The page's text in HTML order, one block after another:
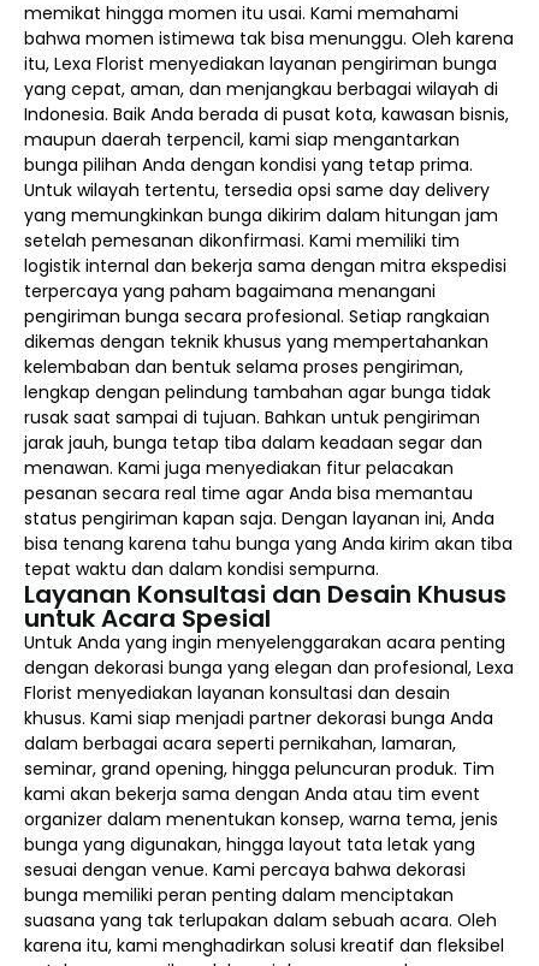
memikat hingga momen itu usai. Kami memahami
bahwa momen istimewa tak bisa menunggu. Oleh karena
itu, Lexa Florist menyediakan layanan pengiriman bunga
yang cepat, aman, dan menjangkau berbagai wilayah di
Indonesia. Baik Anda berada di pusat kota, kawasan bisnis,
maupun daerah terpencil, kami siap mengantarkan
bunga pilihan Anda dengan kondisi yang tetap prima.
Untuk wilayah tertentu, tersedia opsi same day delivery
yang memungkinkan bunga dikirim dalam hitungan jam
setelah pemesanan dikonfirmasi. Kami memiliki tim
logistik internal dan bekerja sama dengan mitra ekspedisi
terpercaya yang paham bagaimana menangani
pengiriman bunga secara profesional. Setiap rangkaian
dikemas dengan teknik khusus yang mempertahankan
kelembaban dan bentuk selama proses pengiriman,
lengkap dengan pelindung tambahan agar bunga tidak
rusak saat sampai di tujuan. Bahkan untuk pengiriman
jarak jauh, bunga tetap tiba dalam keadaan segar dan
menawan. Kami juga menyediakan fitur pelacakan
pesanan secara real time agar Anda bisa memantau
status pengiriman kapan saja. Dengan layanan ini, Anda
bisa tenang karena tahu bunga yang Anda kirim akan tiba
tepat waktu dan dalam kondisi sempurna.
Layanan Konsultasi dan Desain Khusus
untuk Acara Spesial
Untuk Anda yang ingin menyelenggarakan acara penting
dengan dekorasi bunga yang elegan dan profesional, Lexa
Florist menyediakan layanan konsultasi dan desain
khusus. Kami siap menjadi partner dekorasi bunga Anda
dalam berbagai acara seperti pernikahan, lamaran,
seminar, grand opening, hingga peluncuran produk. Tim
kami akan bekerja sama dengan Anda atau tim event
organizer dalam menentukan konsep, warna tema, jenis
bunga yang digunakan, hingga layout tata letak yang
sesuai dengan venue. Kami percaya bahwa dekorasi
bunga memiliki peran penting dalam menciptakan
suasana yang tak terlupakan dalam sebuah acara. Oleh
karena itu, kami menghadirkan solusi kreatif dan fleksibel